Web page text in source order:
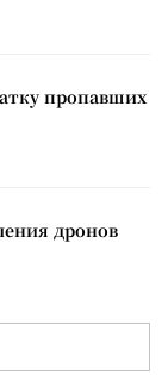
пропавших
дронов